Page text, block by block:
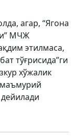
агар, “Ягона
МЧЖ
этилмаса,
тўғрисида”ги
хўжалик